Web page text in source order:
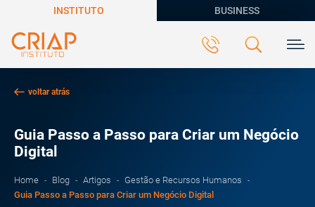
INSTITUTO BUSINESS
voltar atrás
Guia Passo a Passo para Criar um Negócio
Digital
Home Blog Artigos
Gestão e Recursos Humanos
Guia Passo a Passo para Criar um Negócio Digital